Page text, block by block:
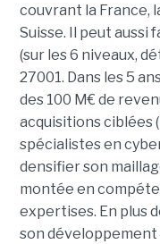
couvrant la France,
Suisse. Il peut aussi
(sur les 6 niveaux,
27001. Dans les 5
des 100 M€ de
acquisitions ciblées
spécialistes en
densifier son
montée en
expertises. En plus
son développement